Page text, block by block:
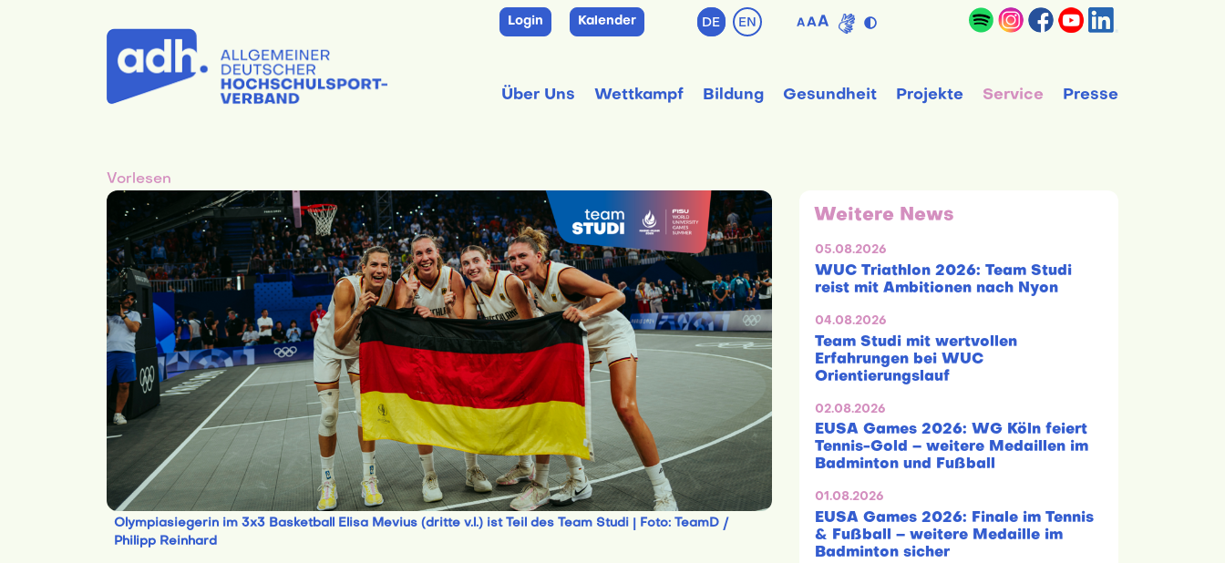
Login Kalender DE EN A AA
Über Uns Wettkampf Bildung Gesundheit Projekte Service Presse
Vorlesen
Olympiasiegerin im 3x3 Basketball Elisa Mevius (dritte v.l.) ist Teil des Team Studi | Foto: TeamD /
Philipp Reinhard
Weitere News
05.08.2026
WUC Triathlon 2026: Team Studi
reist mit Ambitionen nach Nyon
04.08.2026
Team Studi mit wertvollen
Erfahrungen bei WUC
Orientierungslauf
02.08.2026
EUSA Games 2026: WG Köln feiert
Tennis-Gold – weitere Medaillen im
Badminton und Fußball
01.08.2026
EUSA Games 2026: Finale im Tennis
& Fußball – weitere Medaille im
Badminton sicher